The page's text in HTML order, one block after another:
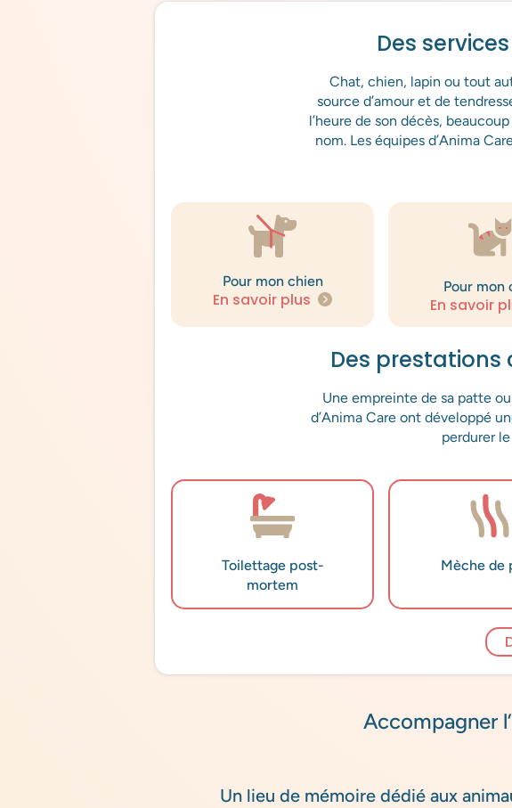
Des
Chat, chien, lapin ou tout
source d’amour et de
l’heure de son décès,
nom. Les équipes d’Anima
Pour mon chien
En savoir plus
Pour mon
En savoir
Des
Une empreinte de sa patte
d’Anima Care ont développé
perdurer
Toilettage post-
mortem
Mèche de
Accompagner
Un lieu de mémoire dédié aux